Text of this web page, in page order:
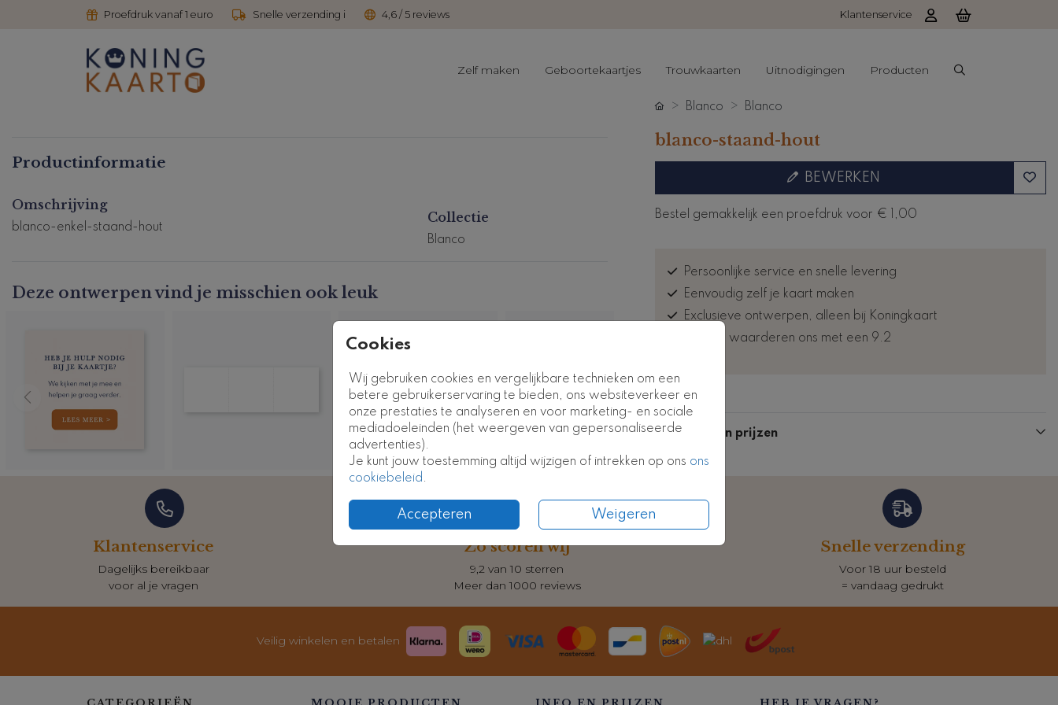
Proefdruk vanaf 1 euro Snelle verzending i 4,6 / 5 reviews Klantenservice
Zelf maken Geboortekaartjes Trouwkaarten Uitnodigingen Producten
Cookies
Wij gebruiken cookies en vergelijkbare technieken om een
betere gebruikerservaring te bieden, ons websiteverkeer en
onze prestaties te analyseren en voor marketing- en sociale
mediadoeleinden (het weergeven van gepersonaliseerde
advertenties).
Je kunt jouw toestemming altijd wijzigen of intrekken op ons ons
cookiebeleid.
Accepteren Weigeren
Productinformatie
Omschrijving
blanco-enkel-staand-hout
Collectie
Blanco
Deze ontwerpen vind je misschien ook leuk
Blanco Blanco
blanco-staand-hout
BEWERKEN
Bestel gemakkelijk een proefdruk voor € 1,00
Persoonlijke service en snelle levering
Eenvoudig zelf je kaart maken
Exclusieve ontwerpen, alleen bij Koningkaart
Klanten waarderen ons met een 9.2
Formaten en prijzen
Klantenservice
Dagelijks bereikbaar
voor al je vragen
Zo scoren wij
9,2 van 10 sterren
Meer dan 1000 reviews
Snelle verzending
Voor 18 uur besteld
= vandaag gedrukt
Veilig winkelen en betalen